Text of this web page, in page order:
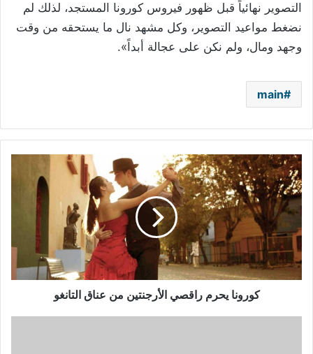
التصوير نهائياً قبل ظهور فيروس كورونا المستجد، لذلك لم
نضغط مواعيد التصوير، وكل مشهد نال ما يستحقه من وقت
وجهد ومال، ولم نكن على عجالة أبداً».
main
كورونا
يحرم
راقصي
الأرجنتين
عناق
التانغو
كورونا يحرم راقصي الأرجنتين من عناق التانغو